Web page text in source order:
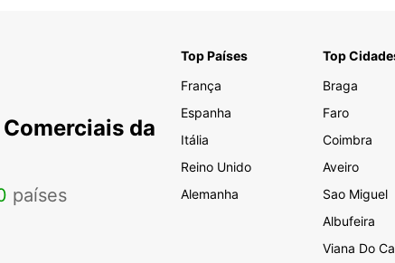
da
países
Top Países
França
Espanha
Itália
Reino Unido
Alemanha
Top
Braga
Faro
Coimbra
Aveiro
Sao Miguel
Albufeira
Viana Do